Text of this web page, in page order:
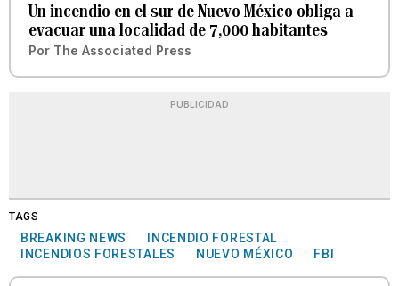
Un incendio en el sur de Nuevo México obliga a
evacuar una localidad de 7,000 habitantes
Por The Associated Press
PUBLICIDAD
TAGS
BREAKING NEWS
INCENDIO FORESTAL
INCENDIOS FORESTALES
NUEVO MÉXICO FBI